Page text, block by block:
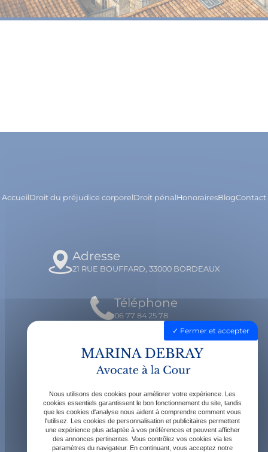
AccueilDroit du préjudice corporelDroit pénalHonorairesBlogContact
Adresse
21 RUE BOUFFARD, 33000 BORDEAUX
Téléphone
06 77 84 25 78
Email
contact@avocatdebray.fr
Horaires
Lundi - Vendredi : 9h - 19h
Fermer et accepter
Nous utilisons des cookies pour améliorer votre expérience. Les
cookies essentiels garantissent le bon fonctionnement du site, tandis
que les cookies d'analyse nous aident à comprendre comment vous
l'utilisez. Les cookies de personnalisation et publicitaires permettent
une expérience plus adaptée à vos préférences et peuvent afficher
des annonces pertinentes. Vous contrôlez vos cookies via les
paramètres du navigateur. En continuant, vous acceptez notre